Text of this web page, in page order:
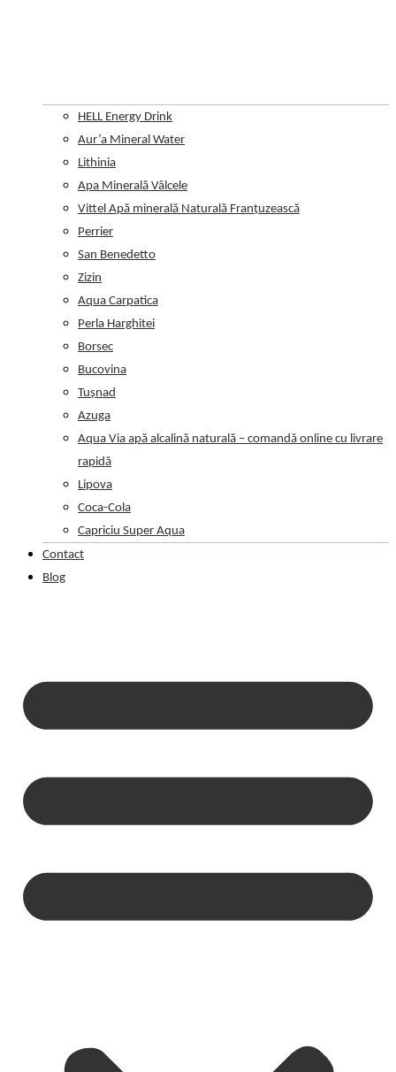
HELL Energy Drink
Aur’a Mineral Water
Lithinia
Apa Minerală Vâlcele
Vittel Apă minerală Naturală Franțuzească
Perrier
San Benedetto
Zizin
Aqua Carpatica
Perla Harghitei
Borsec
Bucovina
Tușnad
Azuga
Aqua Via apă alcalină naturală – comandă online cu livrare
rapidă
Lipova
Coca-Cola
Capriciu Super Aqua
Contact
Blog